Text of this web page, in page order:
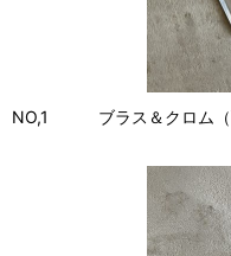
NO,1 ブラス＆クロム（面